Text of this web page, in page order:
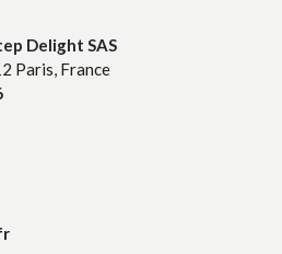
Delight SAS
Paris, France